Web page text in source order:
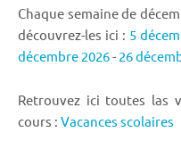
Chaque semaine de
découvrez-les ici : 5
décembre 2026- 26
Retrouvez ici toutes las
cours : Vacances scolaires